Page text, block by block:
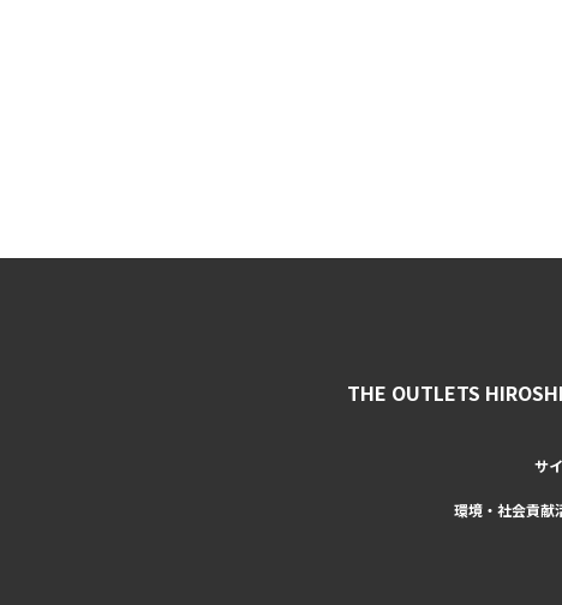
THE OUTLETS
サ
環境・社会貢献